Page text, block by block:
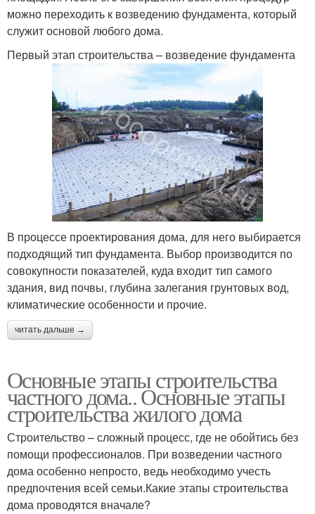
можно переходить к возведению фундамента, который
служит основой любого дома.
Первый этап строительства – возведение фундамента
В процессе проектирования дома, для него выбирается
подходящий тип фундамента. Выбор производится по
совокупности показателей, куда входит тип самого
здания, вид почвы, глубина залегания грунтовых вод,
климатические особенности и прочие.
читать дальше →
Основные этапы строительства
частного дома.. Основные этапы
строительства жилого дома
Строительство – сложный процесс, где не обойтись без
помощи профессионалов. При возведении частного
дома особенно непросто, ведь необходимо учесть
предпочтения всей семьи.Какие этапы строительства
дома проводятся вначале?